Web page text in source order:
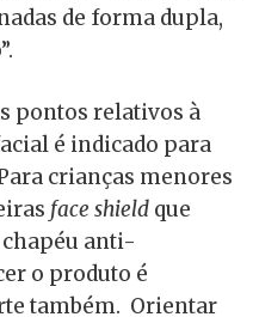
de forma dupla,
pontos relativos à
é indicado para
crianças menores
face shield que
anti-
o produto é
também. Orientar